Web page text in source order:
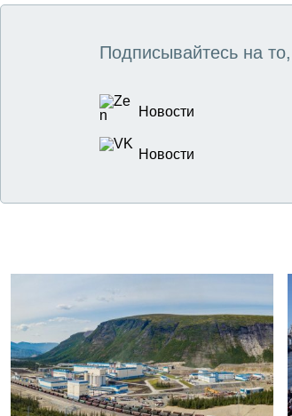
Подписывайтесь на
Новости
Новости